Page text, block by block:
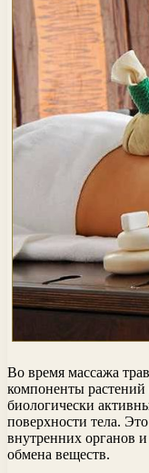
Во время массажа
компоненты
биологически
поверхности тела.
внутренних органов
обмена веществ.